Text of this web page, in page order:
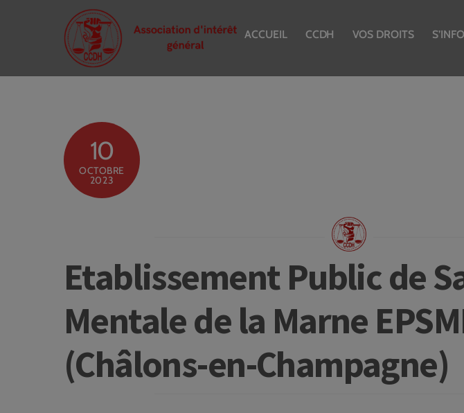
ACCUEIL CCDH VOS DROITS
10
OCTOBRE
2023
Etablissement Public de
Mentale de la Marne
(Châlons-en-Champagne)